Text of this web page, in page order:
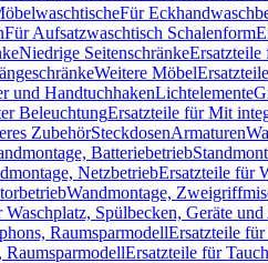
Für
Für Aufsatzwaschtisch Schalenform
Niedrige SeitenschränkeErsatzteile
Weitere Möbel
und HandtuchhakenLichtelemente
BeleuchtungErsatzteile für Mit
ZubehörSteckdosenArmaturen
Batteriebetrieb
NetzbetriebErsatzteile für
Wandmontage,
Waschplatz, Spülbecken, Geräte und
RaumsparmodellErsatzteile
RaumsparmodellErsatzteile für